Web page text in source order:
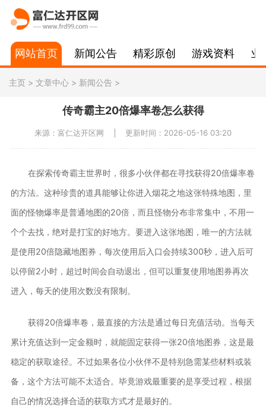
网站首页 新闻公告 精彩原创 游戏资料 业
主页 > 文章中心 > 新闻公告 >
传奇霸主20倍爆率卷怎么获得
来源：富仁达开区网 更新时间：2026-05-16 03:20
在探索传奇霸主世界时，很多小伙伴都在寻找获得20倍爆率卷
的方法。这种珍贵的道具能够让你进入烟花之地这张特殊地图，里
面的怪物爆率是普通地图的20倍，而且怪物分布非常集中，不用一
个个去找，绝对是打宝的好地方。要进入这张地图，唯一的方法就
是使用20倍隐藏地图券，每次使用后入口会持续300秒，进入后可
以停留2小时，超过时间会自动退出，但可以重复使用地图券再次
进入，每天的使用次数没有限制。
获得20倍爆率卷，最直接的方法是通过每日充值活动。当每天
累计充值达到一定金额时，就能固定获得一张20倍地图券，这是最
稳定的获取途径。不过如果各位小伙伴不是特别急需某些材料或装
备，这个方法可能不太适合。毕竟游戏最重要的是享受过程，根据
自己的情况选择合适的获取方式才是最好的。